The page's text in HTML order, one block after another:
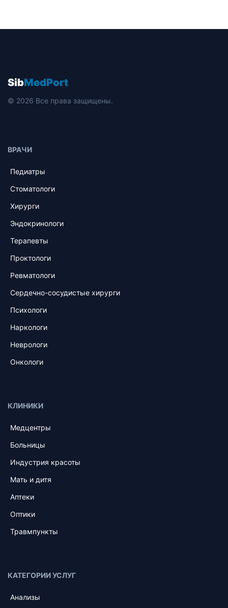
SibMedPort
© 2026 Все права защищены.
ВРАЧИ
Педиатры
Стоматологи
Хирурги
Эндокринологи
Терапевты
Проктологи
Ревматологи
Сердечно-сосудистые хирурги
Психологи
Наркологи
Неврологи
Онкологи
КЛИНИКИ
Медцентры
Больницы
Индустрия красоты
Мать и дитя
Аптеки
Оптики
Травмпункты
КАТЕГОРИИ УСЛУГ
Анализы